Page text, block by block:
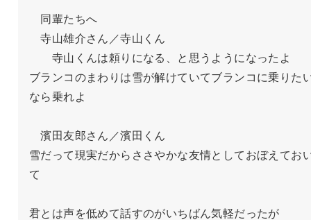
同輩たちへ
寺山雄介さん／寺山くん
寺山くんは頼りになる、と思うようになったよ
ブランコのまわりは雪が解けていてブランコに乗りた
なら乗れよ
濱田友郎さん／濱田くん
雪だって現実だからささやかな友情としておぼえてお
て
君とは声を低めて話すのがいちばん気軽だったが